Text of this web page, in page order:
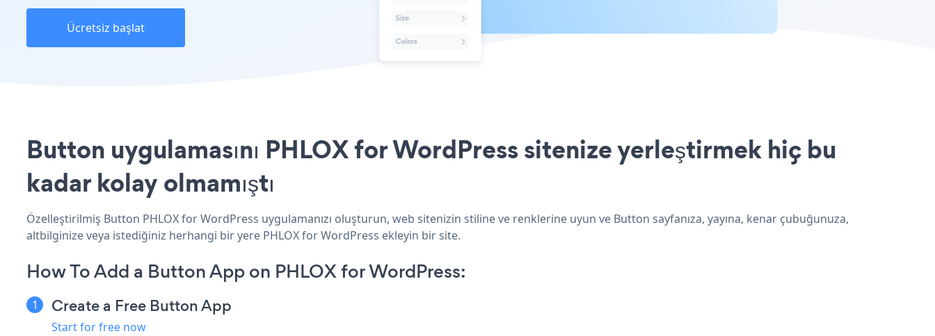
Ücretsiz başlat
Button uygulamasını PHLOX for WordPress sitenize yerleştirmek hiç bu
kadar kolay olmamıştı
Özelleştirilmiş Button PHLOX for WordPress uygulamanızı oluşturun, web sitenizin stiline ve renklerine uyun ve Button sayfanıza, yayına, kenar çubuğunuza,
altbilginize veya istediğiniz herhangi bir yere PHLOX for WordPress ekleyin bir site.
How To Add a Button App on PHLOX for WordPress:
Create a Free Button App
Start for free now